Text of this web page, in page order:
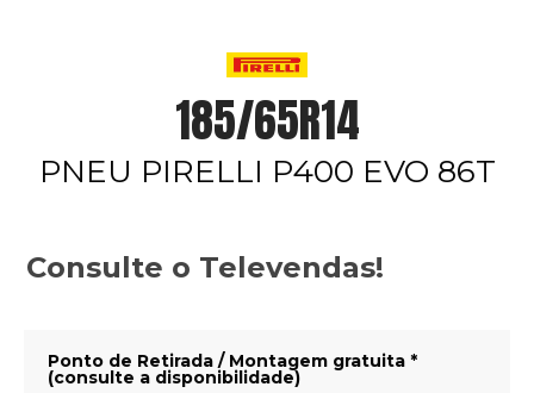
185/65R14
PNEU PIRELLI P400 EVO 86T
Consulte o Televendas!
Ponto de Retirada / Montagem gratuita *
(consulte a disponibilidade)